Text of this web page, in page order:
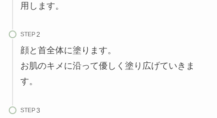
用します。
STEP
顔と首全体に塗ります。
お肌のキメに沿って優しく塗り広げていきま
す。
STEP